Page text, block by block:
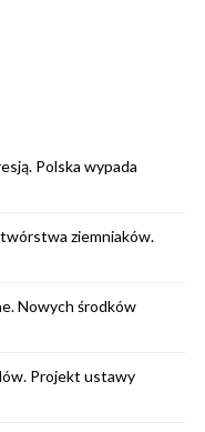
Polska wypada
ziemniaków.
Nowych środków
Projekt ustawy